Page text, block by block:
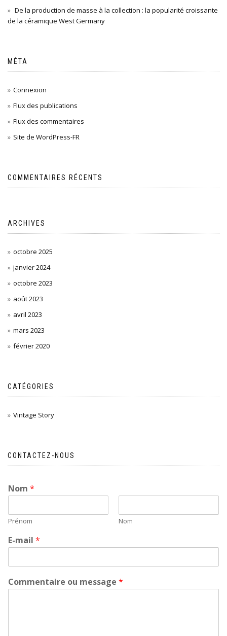
De la production de masse à la collection : la popularité croissante
de la céramique West Germany
MÉTA
Connexion
Flux des publications
Flux des commentaires
Site de WordPress-FR
COMMENTAIRES RÉCENTS
ARCHIVES
octobre 2025
janvier 2024
octobre 2023
août 2023
avril 2023
mars 2023
février 2020
CATÉGORIES
Vintage Story
CONTACTEZ-NOUS
Nom *
Prénom Nom
E-mail *
Commentaire ou message *